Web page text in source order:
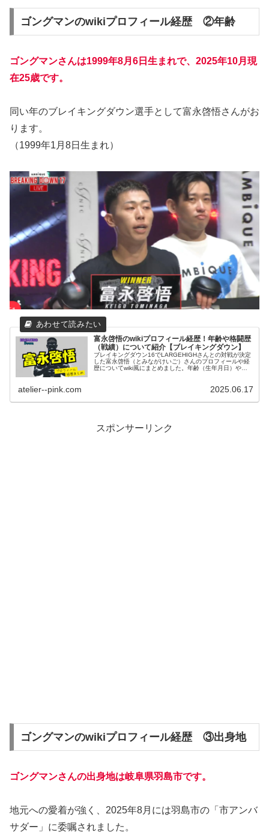
ゴングマンのwikiプロフィール経歴 ②年齢
ゴングマンさんは1999年8月6日生まれで、2025年10月現
在25歳です。
同い年のブレイキングダウン選手として富永啓悟さんがお
ります。
（1999年1月8日生まれ）
富永啓悟のwikiプロフィール経歴！年齢や格闘歴
（戦績）について紹介【ブレイキングダウン】
ブレイキングダウン16でLARGEHIGHさんとの対戦が決定
した富永啓悟（とみながけいご）さんのプロフィールや経
歴についてwiki風にまとめました。年齢（生年月日）や出
atelier--pink.com 2025.06.17
スポンサーリンク
ゴングマンのwikiプロフィール経歴 ③出身地
ゴングマンさんの出身地は岐阜県羽島市です。
地元への愛着が強く、2025年8月には羽島市の「市アンバ
サダー」に委嘱されました。